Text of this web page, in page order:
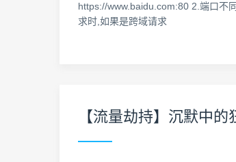
https://www.baidu.com:80 2.端口不
求时,如果是跨域请求
【流量劫持】沉默中